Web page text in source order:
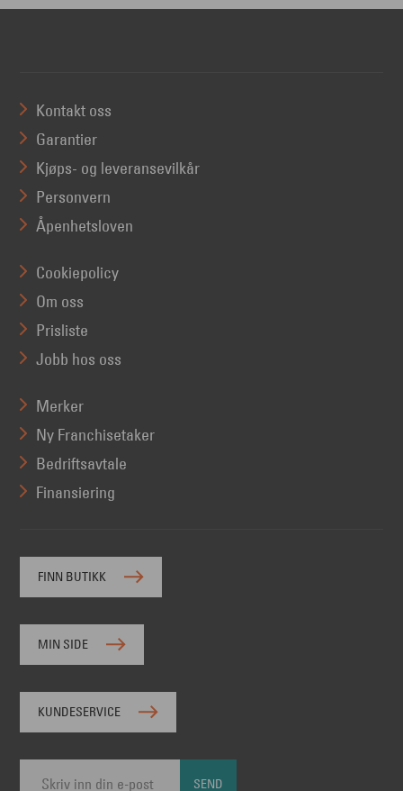
Kontakt oss
Garantier
Kjøps- og leveransevilkår
Personvern
Åpenhetsloven
Cookiepolicy
Om oss
Prisliste
Jobb hos oss
Merker
Ny Franchisetaker
Bedriftsavtale
Finansiering
FINN BUTIKK
MIN SIDE
KUNDESERVICE
SEND